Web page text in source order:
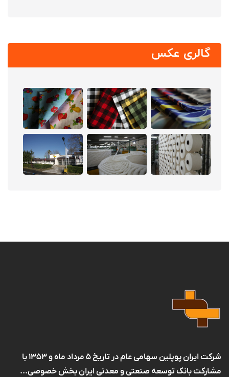
گالری عکس
شرکت ایران پوپلین سهامی عام در تاریخ ۵ مرداد ماه و ۱۳۵۳ با
مشارکت بانک توسعه صنعتی و معدنی ایران بخش خصوصی...